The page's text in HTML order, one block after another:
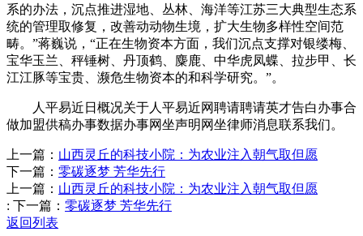
系的办法，沉点推进湿地、丛林、海洋等江苏三大典型生态系
统的管理取修复，改善动动物生境，扩大生物多样性空间范
畴。”蒋巍说，“正在生物资本方面，我们沉点支撑对银缕梅、
宝华玉兰、秤锤树、丹顶鹤、麋鹿、中华虎凤蝶、拉步甲、长
江江豚等宝贵、濒危生物资本的和科学研究。”。
人平易近日概况关于人平易近网聘请聘请英才告白办事合
做加盟供稿办事数据办事网坐声明网坐律师消息联系我们。
上一篇： 山西灵丘的科技小院：为农业注入朝气取但愿
下一篇： 零碳逐梦 芳华先行
上一篇： 山西灵丘的科技小院：为农业注入朝气取但愿
: 下一篇： 零碳逐梦 芳华先行
返回列表